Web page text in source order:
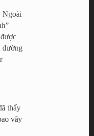
Ngoài
đường
thấy
vây